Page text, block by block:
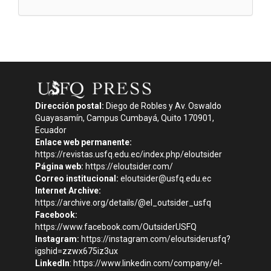
Dirección postal: Diego de Robles y Av. Oswaldo
Guayasamín, Campus Cumbayá, Quito 170901,
Ecuador
Enlace web permanente:
https://revistas.usfq.edu.ec/index.php/eloutsider
Página web: https://eloutsider.com/
Correo institucional: eloutsider@usfq.edu.ec
Internet Archive:
https://archive.org/details/@el_outsider_usfq
Facebook:
https://www.facebook.com/OutsiderUSFQ
Instagram: https://instagram.com/eloutsiderusfq?
igshid=zzwx675iz3ux
LinkedIn: https://www.linkedin.com/company/el-